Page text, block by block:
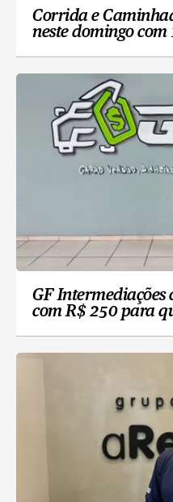
Corrida e
neste domingo
GF Intermediações
com R$ 250 para